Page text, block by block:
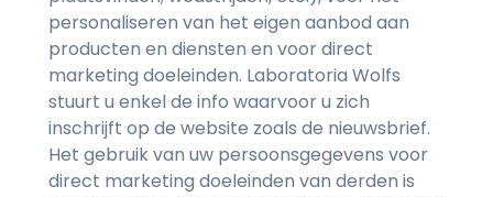
personaliseren van het eigen aanbod aan
producten en diensten en voor direct
marketing doeleinden. Laboratoria Wolfs
stuurt u enkel de info waarvoor u zich
inschrijft op de website zoals de nieuwsbrief.
Het gebruik van uw persoonsgegevens voor
direct marketing doeleinden van derden is